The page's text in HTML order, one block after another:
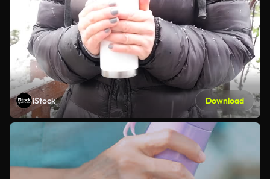
iStock Download